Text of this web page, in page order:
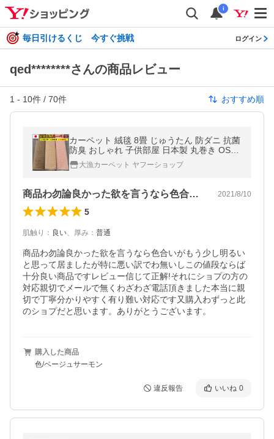
i
毎日引けるくじ 今すぐ挑戦 ログイン
qed********さんの商品レビュー
1 - 10件 / 70件 おすすめ順
カーペット 絨毯 8畳 じゅうたん 防ダニ 抗菌
防臭 おしゃれ 子供部屋 日本製 丸巻き OSM
(スイッチ8畳) 江戸間８畳 352×352cm 正方
形 サイズ
大漁カーペット ヤフーショップ
商品わ勿論良かった欲を言うなら色合いが… 2021/8/10
5
肌触り ： 良い、 厚み ： 普通
商品わ勿論良かった欲を言うなら色合いがもう少し明るい
と思って居ましたが特に悪い訳でわ無いしこの値段ならば
十分良い商品ですレビュー信じて正解!それにショプの方の
対応親切でメールで無くわざわざ電話頂きました本当に親
切で丁寧分かりやすく有り難い対応です又購入わずっと此
のショプだと思います。ありがとうございます。
購入した商品
色/ベージュサーモン
違反報告 いいね 0